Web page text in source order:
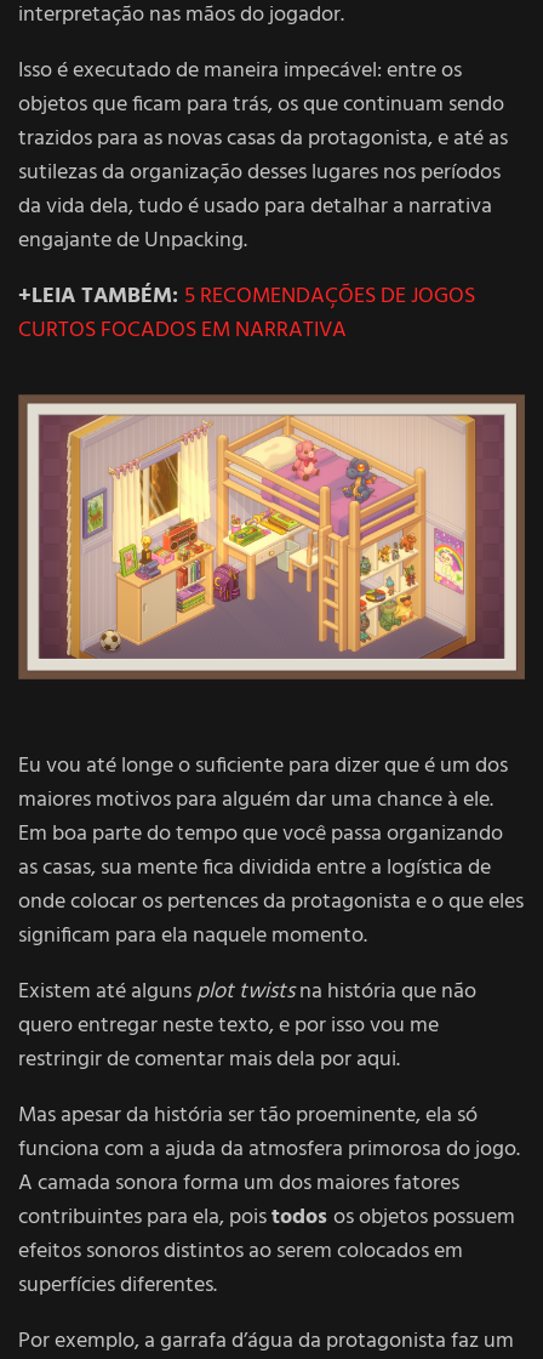
interpretação nas mãos do jogador.
Isso é executado de maneira impecável: entre os
objetos que ficam para trás, os que continuam sendo
trazidos para as novas casas da protagonista, e até as
sutilezas da organização desses lugares nos períodos
da vida dela, tudo é usado para detalhar a narrativa
engajante de Unpacking.
+LEIA TAMBÉM: 5 RECOMENDAÇÕES DE JOGOS
CURTOS FOCADOS EM NARRATIVA
Eu vou até longe o suficiente para dizer que é um dos
maiores motivos para alguém dar uma chance à ele.
Em boa parte do tempo que você passa organizando
as casas, sua mente fica dividida entre a logística de
onde colocar os pertences da protagonista e o que eles
significam para ela naquele momento.
Existem até algunsplot twistsna história que não
quero entregar neste texto, e por isso vou me
restringir de comentar mais dela por aqui.
Mas apesar da história ser tão proeminente, ela só
funciona com a ajuda da atmosfera primorosa do jogo.
A camada sonora forma um dos maiores fatores
contribuintes para ela, poistodosos objetos possuem
efeitos sonoros distintos ao serem colocados em
superfícies diferentes.
Por exemplo, a garrafa d’água da protagonista faz um